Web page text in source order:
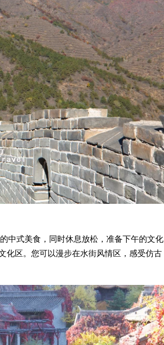
中式美食，同时休息放松，准备下午的文化
化区。您可以漫步在水街风情区，感受仿古